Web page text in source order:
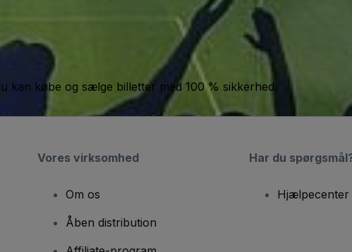
kan købe og sælge billetter med 100 % sikkerhed.
Vores virksomhed
Om os
Åben distribution
Har du
Hjælpecenter